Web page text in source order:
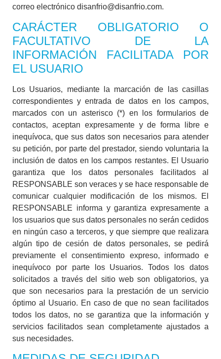
correo electrónico disanfrio@disanfrio.com.
CARÁCTER OBLIGATORIO O
FACULTATIVO DE LA
INFORMACIÓN FACILITADA POR
EL USUARIO
Los Usuarios, mediante la marcación de las casillas
correspondientes y entrada de datos en los campos,
marcados con un asterisco (*) en los formularios de
contactos, aceptan expresamente y de forma libre e
inequívoca, que sus datos son necesarios para atender
su petición, por parte del prestador, siendo voluntaria la
inclusión de datos en los campos restantes. El Usuario
garantiza que los datos personales facilitados al
RESPONSABLE son veraces y se hace responsable de
comunicar cualquier modificación de los mismos. El
RESPONSABLE informa y garantiza expresamente a
los usuarios que sus datos personales no serán cedidos
en ningún caso a terceros, y que siempre que realizara
algún tipo de cesión de datos personales, se pedirá
previamente el consentimiento expreso, informado e
inequívoco por parte los Usuarios. Todos los datos
solicitados a través del sitio web son obligatorios, ya
que son necesarios para la prestación de un servicio
óptimo al Usuario. En caso de que no sean facilitados
todos los datos, no se garantiza que la información y
servicios facilitados sean completamente ajustados a
sus necesidades.